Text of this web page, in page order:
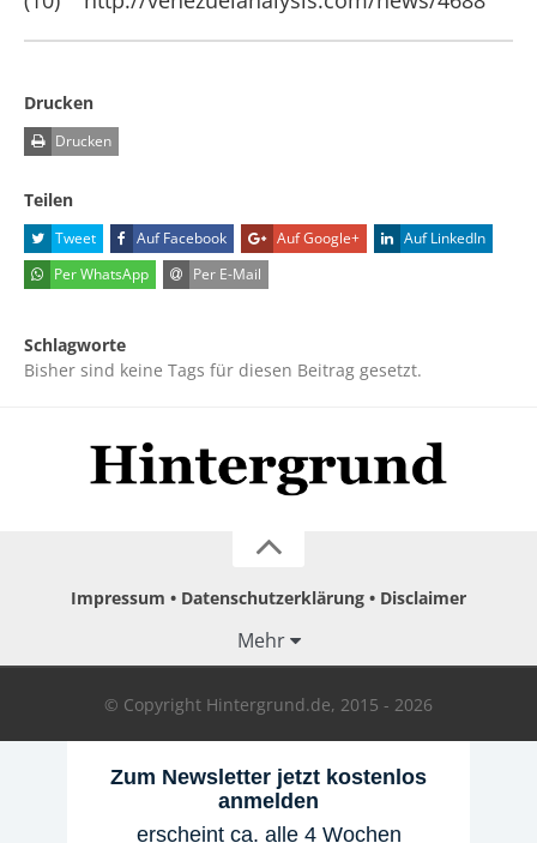
Drucken
Drucken
Teilen
Tweet Auf Facebook Auf Google+
Auf LinkedIn
Per WhatsApp
Per E-Mail
Schlagworte
Bisher sind keine Tags für diesen Beitrag gesetzt.
Impressum Datenschutzerklärung Disclaimer
Mehr
© Copyright Hintergrund.de, 2015 - 2026
Zum Newsletter jetzt kostenlos
anmelden
erscheint ca. alle 4 Wochen